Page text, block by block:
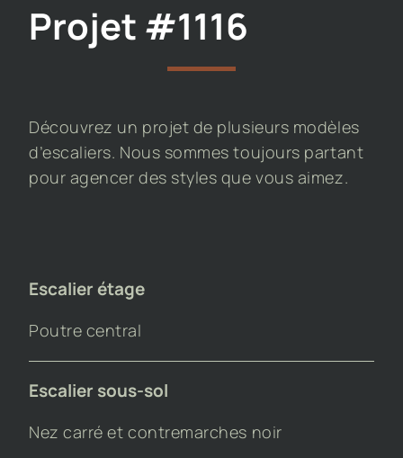
Projet #1116
Découvrez un projet de plusieurs modèles
d’escaliers. Nous sommes toujours partant
pour agencer des styles que vous aimez.
Escalier étage
Poutre central
Escalier sous-sol
Nez carré et contremarches noir